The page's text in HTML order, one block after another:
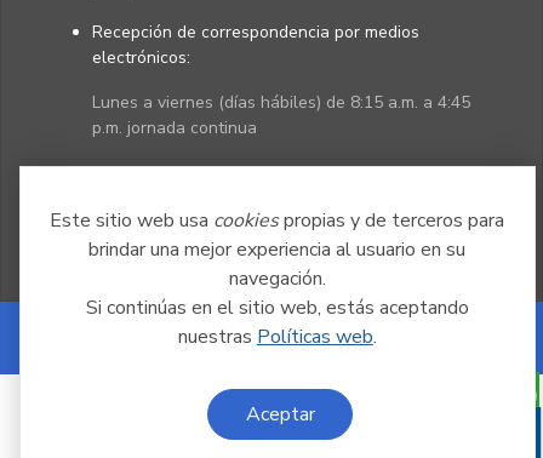
Este sitio web usa cookiespropias y de terceros para
brindar una mejor experiencia al usuario en su
navegación.
Si continúas en el sitio web, estás aceptando
nuestras Políticas web.
Aceptar
Recepción de correspondencia por medios
electrónicos:
Lunes a viernes (días hábiles) de 8:15 a.m. a 4:45
p.m. jornada continua
Powered by Nexura